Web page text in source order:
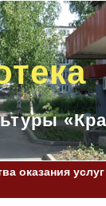
оказания услуг